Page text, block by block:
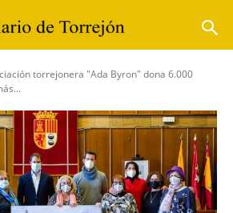
torrejonera "Ada Byron" dona 6.000